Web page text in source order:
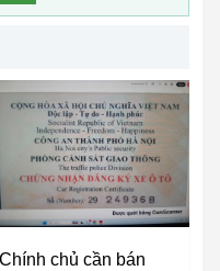
Chính chủ cần bán